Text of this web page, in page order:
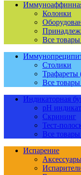
Колонки
Все товары
Столики
Трафареты
Все товары
Индикаторная
pH
Скрининг
Тест-
Все
Испарение